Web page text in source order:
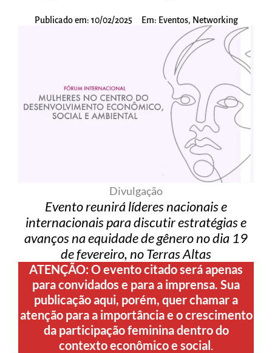
Publicado em: 10/02/2025 Em: Eventos, Networking
Divulgação
Evento reunirá líderes nacionais e
internacionais para discutir estratégias e
avanços na equidade de gênero no dia 19
de fevereiro, no Terras Altas
ATENÇÃO: O evento citado será apenas
para convidados e para a imprensa. Sua
publicação aqui, porém, quer chamar a
atenção para a importância e o crescimento
da participação feminina dentro do
contexto econômico e social